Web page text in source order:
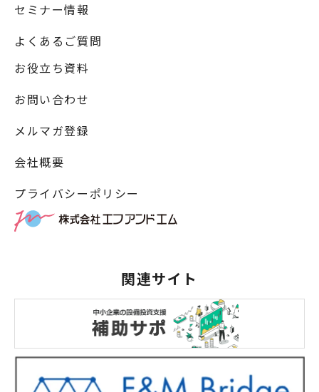
セミナー情報
よくあるご質問
お役立ち資料
お問い合わせ
メルマガ登録
会社概要
プライバシーポリシー
関連サイト